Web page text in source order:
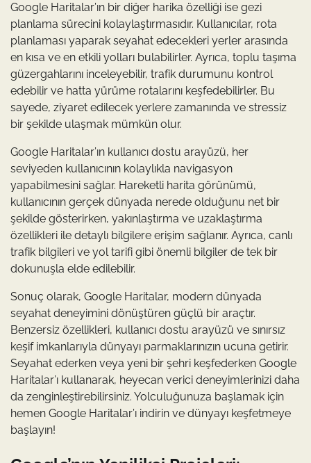
Google Haritalar’ın bir diğer harika özelliği ise gezi
planlama sürecini kolaylaştırmasıdır. Kullanıcılar, rota
planlaması yaparak seyahat edecekleri yerler arasında
en kısa ve en etkili yolları bulabilirler. Ayrıca, toplu taşıma
güzergahlarını inceleyebilir, trafik durumunu kontrol
edebilir ve hatta yürüme rotalarını keşfedebilirler. Bu
sayede, ziyaret edilecek yerlere zamanında ve stressiz
bir şekilde ulaşmak mümkün olur.
Google Haritalar’ın kullanıcı dostu arayüzü, her
seviyeden kullanıcının kolaylıkla navigasyon
yapabilmesini sağlar. Hareketli harita görünümü,
kullanıcının gerçek dünyada nerede olduğunu net bir
şekilde gösterirken, yakınlaştırma ve uzaklaştırma
özellikleri ile detaylı bilgilere erişim sağlanır. Ayrıca, canlı
trafik bilgileri ve yol tarifi gibi önemli bilgiler de tek bir
dokunuşla elde edilebilir.
Sonuç olarak, Google Haritalar, modern dünyada
seyahat deneyimini dönüştüren güçlü bir araçtır.
Benzersiz özellikleri, kullanıcı dostu arayüzü ve sınırsız
keşif imkanlarıyla dünyayı parmaklarınızın ucuna getirir.
Seyahat ederken veya yeni bir şehri keşfederken Google
Haritalar’ı kullanarak, heyecan verici deneyimlerinizi daha
da zenginleştirebilirsiniz. Yolculuğunuza başlamak için
hemen Google Haritalar’ı indirin ve dünyayı keşfetmeye
başlayın!